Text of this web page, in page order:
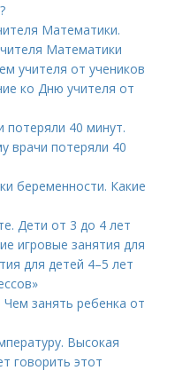
Математики.
Математики
учителя от учеников
ко Дню учителя от
потеряли 40 минут.
врачи потеряли 40
беременности. Какие
Дети от 3 до 4 лет
игровые занятия для
для детей 4–5 лет
занять ребенка от
Высокая
говорить этот